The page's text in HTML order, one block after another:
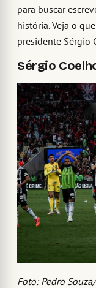
para buscar
história. Veja o
presidente Sérgio
Sérgio
Foto: Pedro